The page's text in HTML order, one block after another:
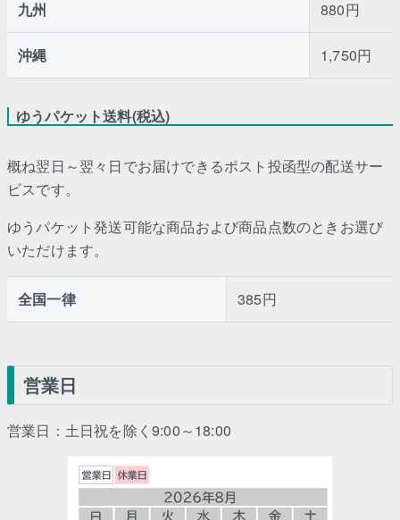
九州 880円
沖縄 1,750円
ゆうパケット送料(税込)
概ね翌日～翌々日でお届けできるポスト投函型の配送サー
ビスです。
ゆうパケット発送可能な商品および商品点数のときお選び
いただけます。
全国一律 385円
営業日
営業日：土日祝を除く9:00～18:00